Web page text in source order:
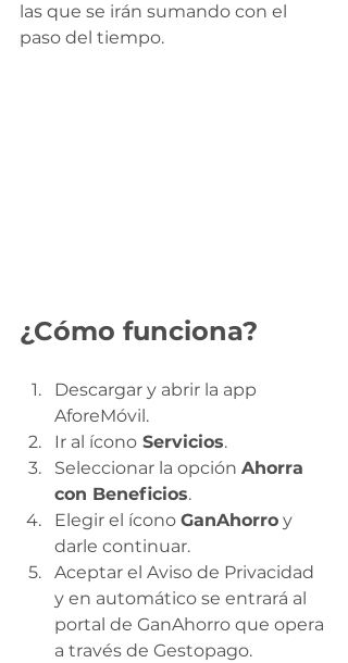
las que se irán sumando con el
paso del tiempo.
¿Cómo funciona?
Descargar y abrir la app
AforeMóvil.
Ir al ícono Servicios.
Seleccionar la opción Ahorra
con Beneficios.
Elegir el ícono GanAhorro y
darle continuar.
Aceptar el Aviso de Privacidad
y en automático se entrará al
portal de GanAhorro que opera
a través de Gestopago.